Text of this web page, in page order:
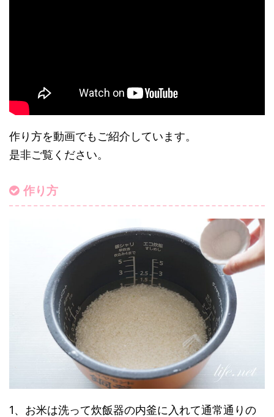
作り方を動画でもご紹介しています。
是非ご覧ください。
作り方
1、お米は洗って炊飯器の内釜に入れて通常通りの